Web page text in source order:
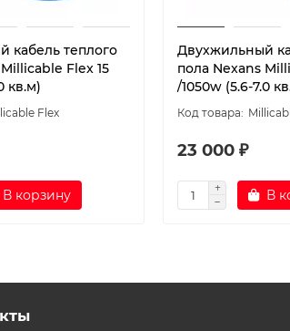
кабель теплого
Flex 15
кв.м)
Flex
В корзину
Двухжильный
пола Nexans
/1050w (5.6-7.0
23 000 ₽
В